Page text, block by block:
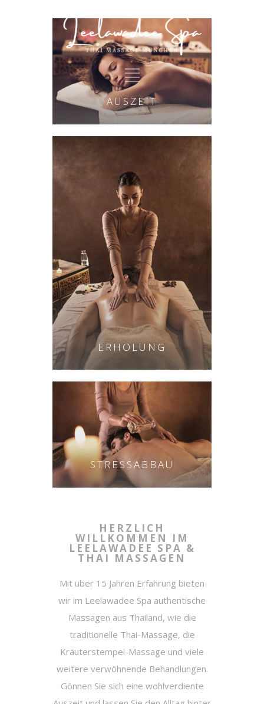
AUSZEIT
ERHOLUNG
STRESSABBAU
HERZLICH
WILLKOMMEN IM
LEELAWADEE SPA &
THAI MASSAGEN
Mit über 15 Jahren Erfahrung bieten
wir im Leelawadee Spa authentische
Massagen aus Thailand, wie die
traditionelle Thai-Massage, die
Kräuterstempel-Massage und viele
weitere verwöhnende Behandlungen.
Gönnen Sie sich eine wohlverdiente